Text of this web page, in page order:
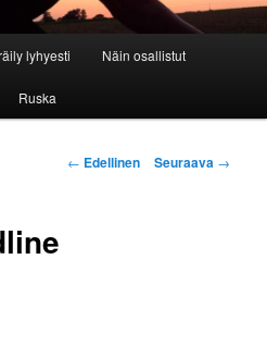
lyhyesti Näin osallistut
Ruska
Artikkelien
← Edellinen Seuraava →